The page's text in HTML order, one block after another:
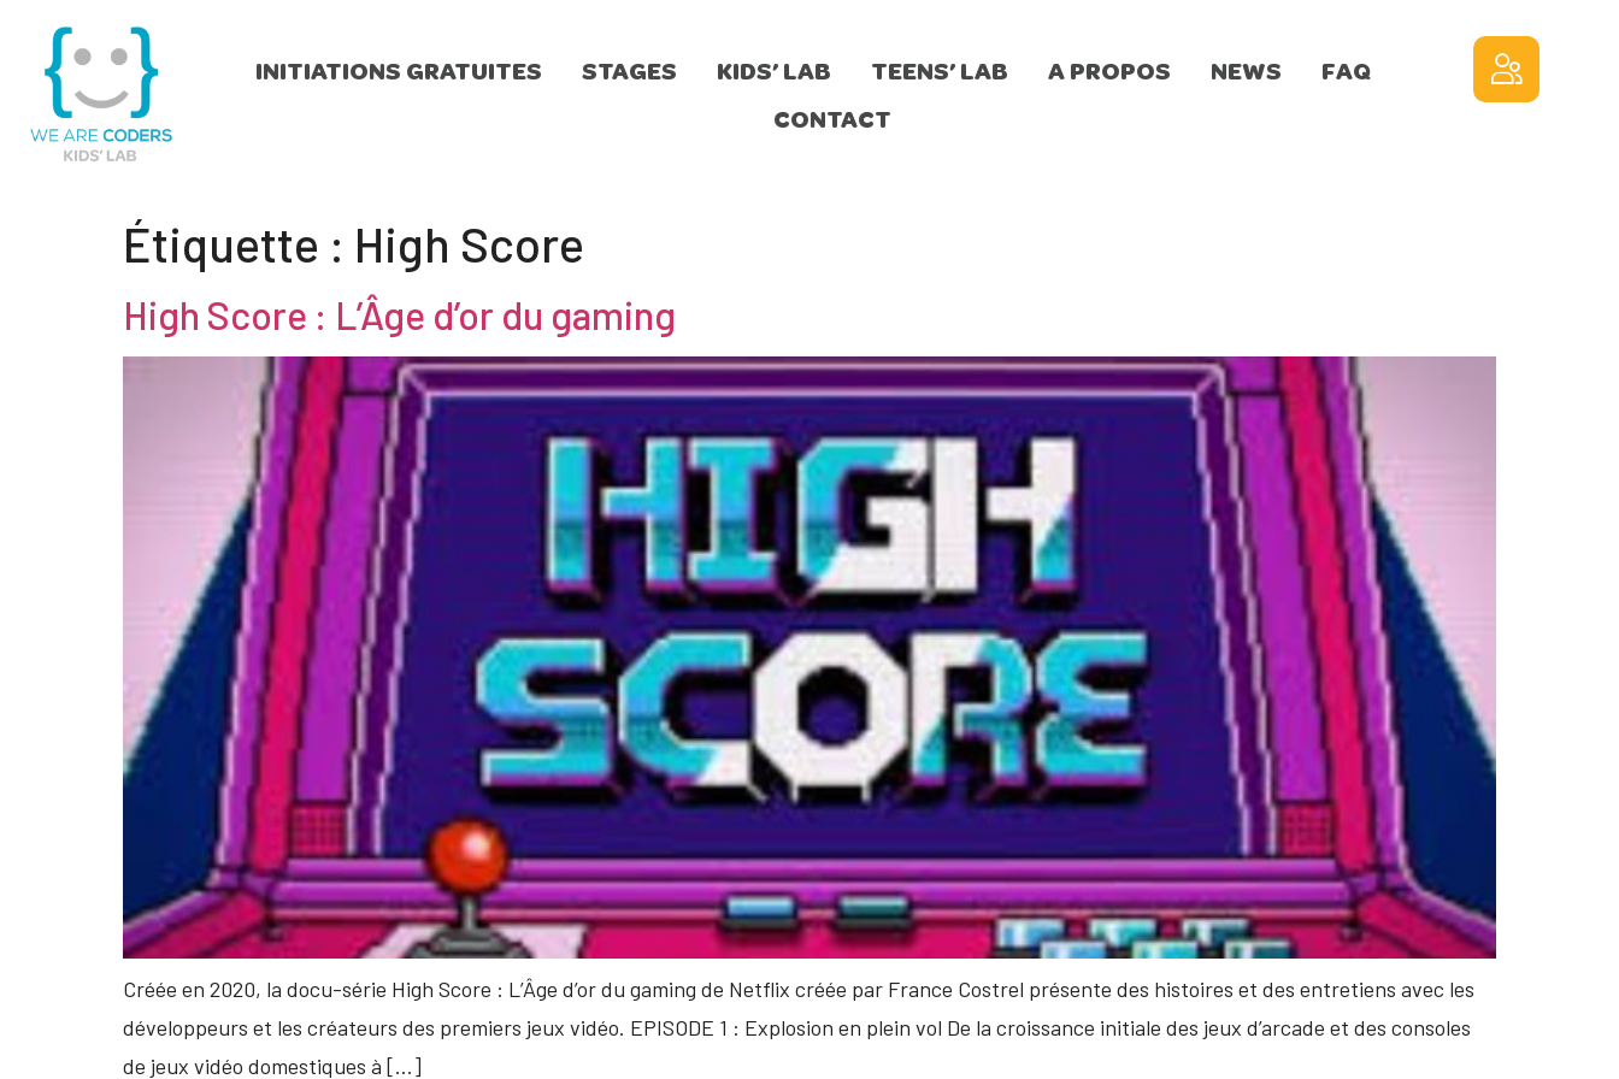
INITIATIONS GRATUITES STAGES KIDS’ LAB TEENS’ LAB A PROPOS NEWS
FAQ
CONTACT
Étiquette : High Score
High Score : L’Âge d’or du gaming
Créée en 2020, la docu-série High Score : L’Âge d’or du gaming de Netflix créée par France Costrel présente des histoires et des entretiens avec les
développeurs et les créateurs des premiers jeux vidéo. EPISODE 1 : Explosion en plein vol De la croissance initiale des jeux d’arcade et des consoles
de jeux vidéo domestiques à […]